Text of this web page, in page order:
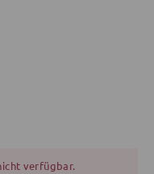
verfügbar.